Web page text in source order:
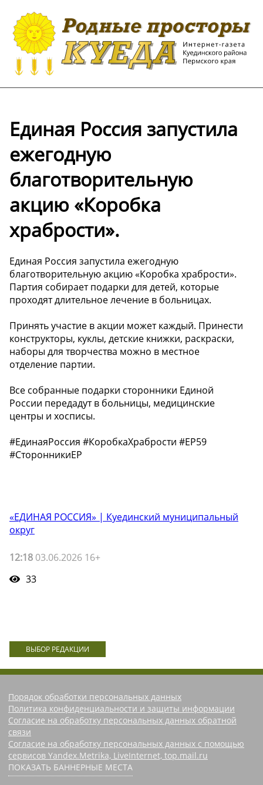
Единая Россия запустила
ежегодную
благотворительную
акцию «Коробка
храбрости».
Единая Россия запустила ежегодную
благотворительную акцию «Коробка храбрости».
Партия собирает подарки для детей, которые
проходят длительное лечение в больницах.
Принять участие в акции может каждый. Принести
конструкторы, куклы, детские книжки, раскраски,
наборы для творчества можно в местное
отделение партии.
Все собранные подарки сторонники Единой
России передадут в больницы, медицинские
центры и хосписы.
#ЕдинаяРоссия #КоробкаХрабрости #ЕР59
#СторонникиЕР
«ЕДИНАЯ РОССИЯ» | Куединский муниципальный
округ
12:18 03.06.2026 16+
33
ВЫБОР РЕДАКЦИИ
Порядок обработки персональных данных
Политика конфиденциальности и защиты информации
Согласие на обработку персональных данных обратной
связи
Согласие на обработку персональных данных с помощью
сервисов Yandex.Metrika, LiveInternet, top.mail.ru
ПОКАЗАТЬ БАННЕРНЫЕ МЕСТА